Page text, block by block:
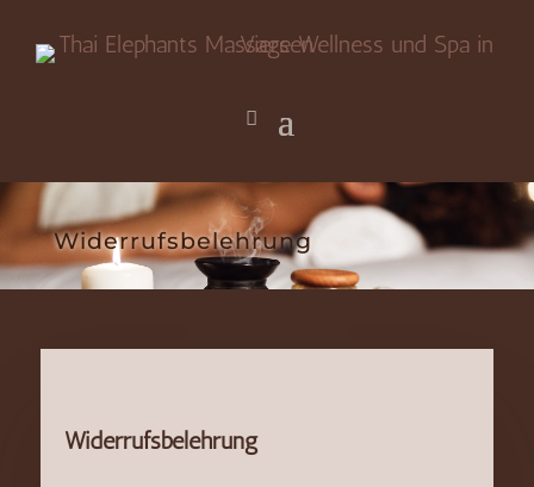
Widerrufsbelehrung
Widerrufsbelehrung